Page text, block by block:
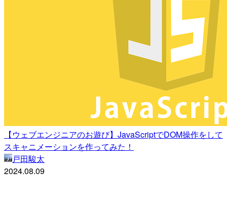
【ウェブエンジニアのお遊び】JavaScriptでDOM操作をして
スキャニメーションを作ってみた！
戸田駿太
2024.08.09